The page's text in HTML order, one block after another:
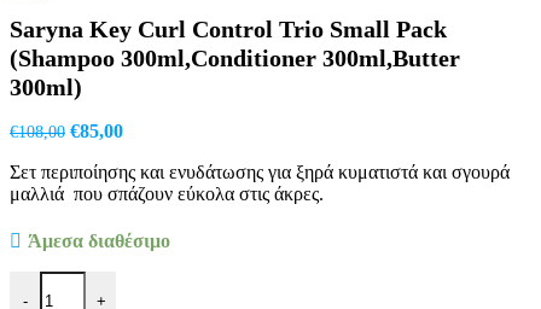
€95,50.
Saryna Key Curl Control Trio Small Pack
(Shampoo 300ml,Conditioner 300ml,Butter
300ml)
€108,00 Original
was:
€108,00.
€85,00Η
τιμή
είναι:
Σετ περιποίησης και ενυδάτωσης για ξηρά κυματιστά και σγουρά
μαλλιά που σπάζουν εύκολα στις άκρες.
Άμεσα διαθέσιμο
-
Saryna Key Curl Control Trio Small Pack (Shampoo
+